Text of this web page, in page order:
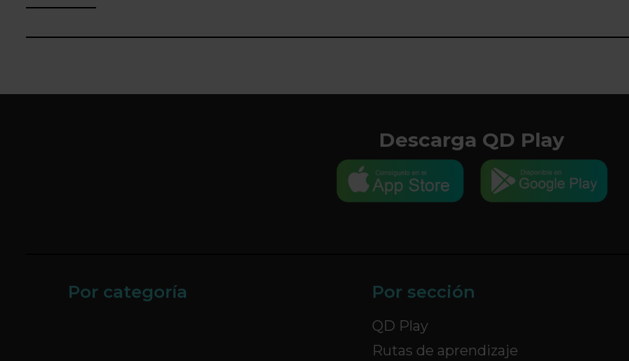
Descarga QD Play
Por categoría Por sección
QD Play
Rutas de aprendizaje